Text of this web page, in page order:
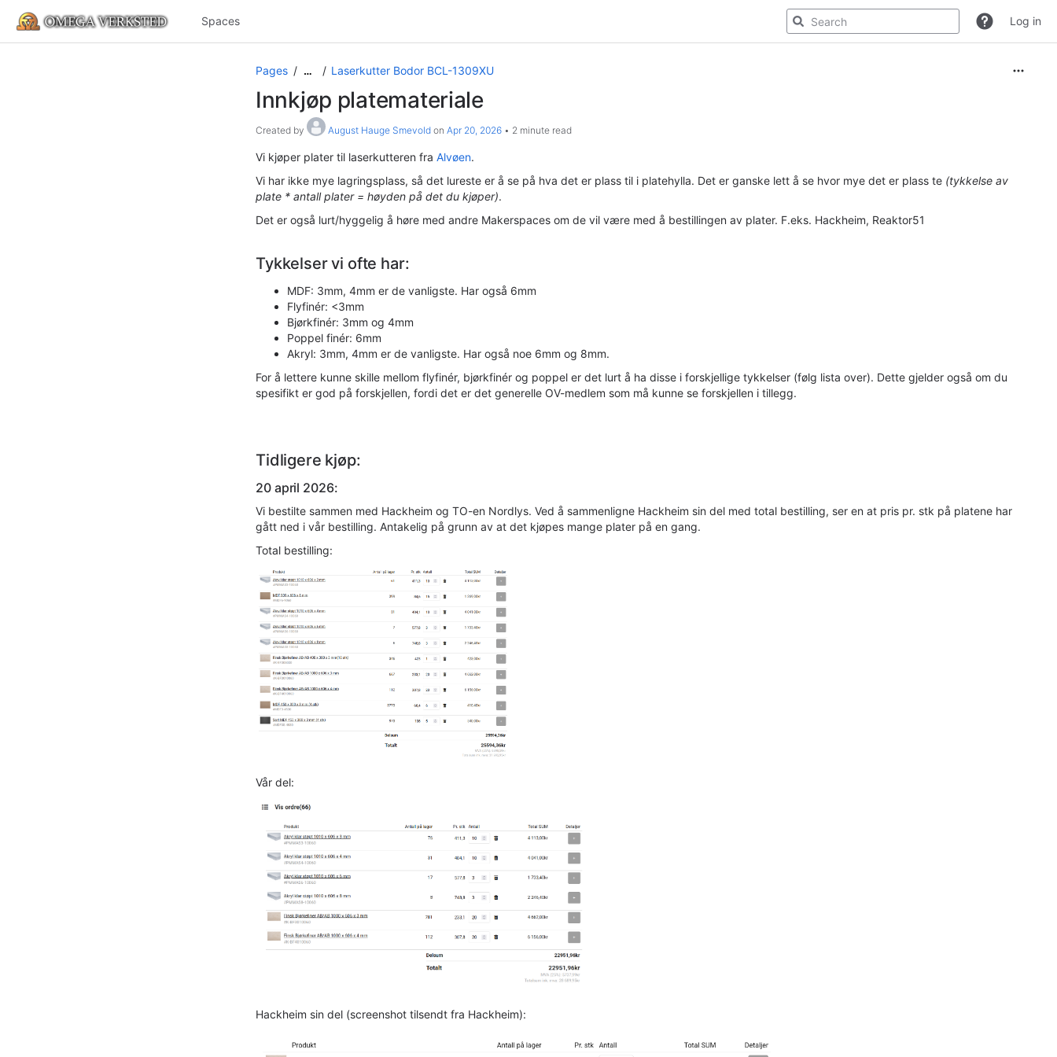
Spaces Log in
Pages … Laserkutter Bodor BCL-1309XU
Innkjøp platemateriale
Created by August Hauge Smevold on Apr 20, 2026 2 minute read
Vi kjøper plater til laserkutteren fra Alvøen.
Vi har ikke mye lagringsplass, så det lureste er å se på hva det er plass til i platehylla. Det er ganske lett å se hvor mye det er plass te (tykkelse av
plate * antall plater = høyden på det du kjøper).
Det er også lurt/hyggelig å høre med andre Makerspaces om de vil være med å bestillingen av plater. F.eks. Hackheim, Reaktor51
Tykkelser vi ofte har:
MDF: 3mm, 4mm er de vanligste. Har også 6mm
Flyfinér: <3mm
Bjørkfinér: 3mm og 4mm
Poppel finér: 6mm
Akryl: 3mm, 4mm er de vanligste. Har også noe 6mm og 8mm.
For å lettere kunne skille mellom flyfinér, bjørkfinér og poppel er det lurt å ha disse i forskjellige tykkelser (følg lista over). Dette gjelder også om du
spesifikt er god på forskjellen, fordi det er det generelle OV-medlem som må kunne se forskjellen i tillegg.
Tidligere kjøp:
20 april 2026:
Vi bestilte sammen med Hackheim og TO-en Nordlys. Ved å sammenligne Hackheim sin del med total bestilling, ser en at pris pr. stk på platene har
gått ned i vår bestilling. Antakelig på grunn av at det kjøpes mange plater på en gang.
Total bestilling:
Vår del:
Hackheim sin del (screenshot tilsendt fra Hackheim):